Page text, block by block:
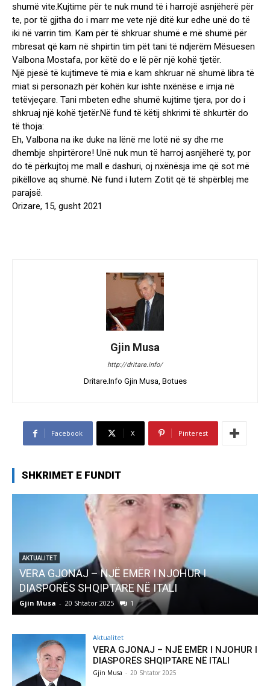
shumë vite.Kujtime për te nuk mund të i harrojë asnjëherë për
te, por të gjitha do i marr me vete një ditë kur edhe unë do të
iki në varrin tim. Kam për të shkruar shumë e më shumë për
mbresat që kam në shpirtin tim pët tani të ndjerëm Mësuesen
Valbona Mostafa, por këtë do e lë për një kohë tjetër.
Një pjesë të kujtimeve të mia e kam shkruar në shumë libra të
miat si personazh për kohën kur ishte nxënëse e imja në
tetëvjeçare. Tani mbeten edhe shumë kujtime tjera, por do i
shkruaj një kohë tjetër.Në fund të këtij shkrimi të shkurtër do
të thoja:
Eh, Valbona na ike duke na lënë me lotë në sy dhe me
dhembje shpirtërore! Unë nuk mun të harroj asnjëherë ty, por
do të përkujtoj me mall e dashuri, oj nxënësja ime që sot më
pikëllove aq shumë. Në fund i lutem Zotit që të shpërblej me
parajsë.
Orizare, 15, gusht 2021
Gjin Musa
http://dritare.info/
Dritare.Info Gjin Musa, Botues
Facebook X Pinterest
SHKRIMET E FUNDIT
I AKTUALITET
Pregaditi Gjin Musa-Rome- Shtator
Gjin Musa - 8 Shtator 2025
Aktualitet
VERA GJONAJ – NJË EMËR I NJOHUR I
DIASPORËS SHQIPTARE NË ITALI
Gjin Musa - 20 Shtator 2025